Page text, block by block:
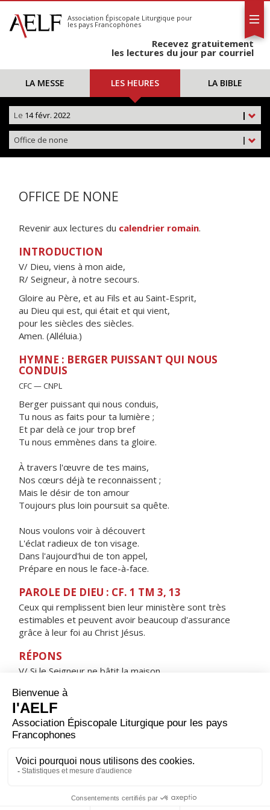
S'abonner
Calendrier
Association Épiscopale Liturgique pour
les pays Francophones
Recevez gratuitement
les lectures du jour par courriel
LA MESSE LES HEURES LA BIBLE
|
Le 14 févr. 2022
|
Office de none
OFFICE DE NONE
Revenir aux lectures du calendrier romain.
INTRODUCTION
V/ Dieu, viens à mon aide,
R/ Seigneur, à notre secours.
Gloire au Père, et au Fils et au Saint-Esprit,
au Dieu qui est, qui était et qui vient,
pour les siècles des siècles.
Amen. (Alléluia.)
HYMNE : BERGER PUISSANT QUI NOUS
CONDUIS
CFC — CNPL
Berger puissant qui nous conduis,
Tu nous as faits pour ta lumière ;
Et par delà ce jour trop bref
Tu nous emmènes dans ta gloire.
À travers l'œuvre de tes mains,
Nos cœurs déjà te reconnaissent ;
Mais le désir de ton amour
Toujours plus loin poursuit sa quête.
Nous voulons voir à découvert
L'éclat radieux de ton visage.
Dans l'aujourd'hui de ton appel,
Prépare en nous le face-à-face.
PAROLE DE DIEU : CF. 1 TM 3, 13
Ceux qui remplissent bien leur ministère sont très
estimables et peuvent avoir beaucoup d'assurance
grâce à leur foi au Christ Jésus.
RÉPONS
V/ Si le Seigneur ne bâtit la maison,
ORAISON
Dieu qui as conduit les peuples slaves à la lumière,
grâce aux deux frères saints Cyrille et Méthode, ouvre
peuple de croyants, et que notre unité rende
témoignage à l'Évangile.